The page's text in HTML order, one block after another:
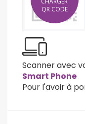
QR CODE
Scanner avec
Smart Phone
Pour l'avoir à